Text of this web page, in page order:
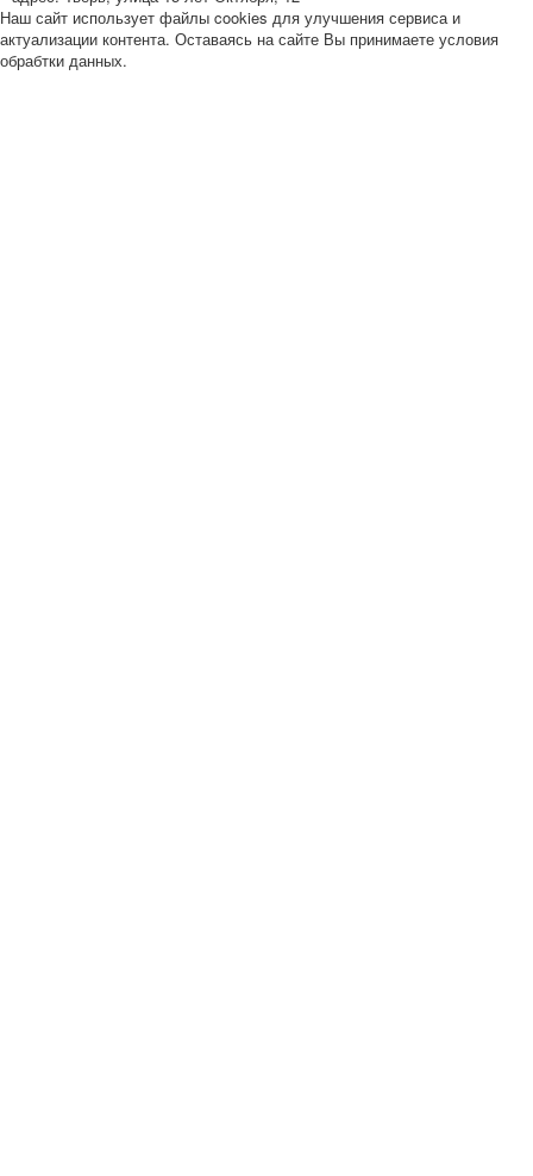
Наш сайт использует файлы cookies для улучшения сервиса и
актуализации контента. Оставаясь на сайте Вы принимаете условия
обрабтки данных.